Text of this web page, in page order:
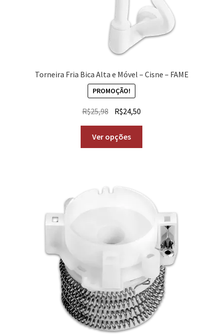
Torneira Fria Bica Alta e Móvel – Cisne – FAME
PROMOÇÃO!
R$25,98 R$24,50
Ver opções